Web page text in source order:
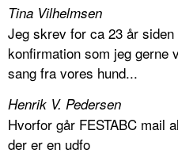
Tina Vilhelmsen
Jeg skrev for ca 23 år
konfirmation som jeg gerne
sang fra vores hund...
Henrik V. Pedersen
Hvorfor går FESTABC mail
der er en udfo